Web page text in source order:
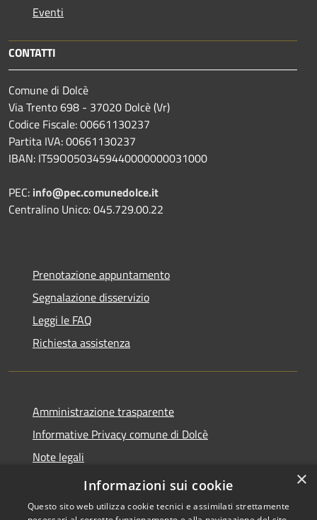
Eventi
CONTATTI
Comune di Dolcè
Via Trento 698 - 37020 Dolcè (Vr)
Codice Fiscale: 00661130237
Partita IVA: 00661130237
IBAN: IT59O0503459440000000031000
PEC: info@pec.comunedolce.it
Centralino Unico: 045.729.00.22
Prenotazione appuntamento
Segnalazione disservizio
Leggi le FAQ
Richiesta assistenza
Amministrazione trasparente
Informative Privacy comune di Dolcè
Note legali
Dichiarazione di accessibilità
×
Informazioni sui cookie
Questo sito web utilizza cookie tecnici e assimilati strettamente